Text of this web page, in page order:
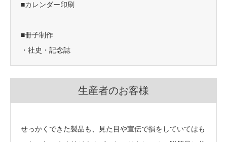
■カレンダー印刷
■冊子制作
・社史・記念誌
生産者のお客様
せっかくできた製品も、見た目や宣伝で損をしていてはも